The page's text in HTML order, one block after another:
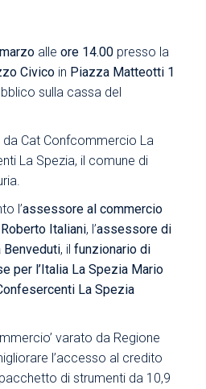
alleore 14.00 presso la
Civico in Piazza Matteotti 1
sulla cassa del
da Cat Confcommercio La
La Spezia, il comune di
l’assessore al commercio
Italiani, l’assessore di
Benveduti, ilfunzionario di
per l’Italia La Spezia Mario
La Spezia
varato da Regione
l’accesso al credito
di strumenti da 10,9